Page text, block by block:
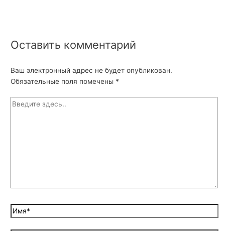
Оставить комментарий
Ваш электронный адрес не будет опубликован.
Обязательные поля помечены *